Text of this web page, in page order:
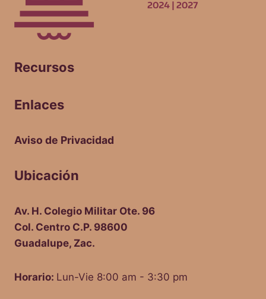
Recursos
Enlaces
Aviso de Privacidad
Ubicación
Av. H. Colegio Militar Ote. 96
Col. Centro C.P. 98600
Guadalupe, Zac.
Horario: Lun-Vie 8:00 am - 3:30 pm